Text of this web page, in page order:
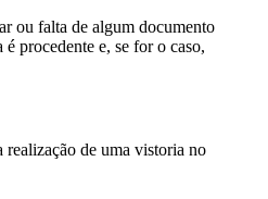
ou falta de algum documento
procedente e, se for o caso,
de uma vistoria no